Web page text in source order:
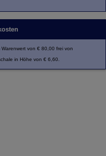
von € 80,00 frei von
in Höhe von € 6,60.